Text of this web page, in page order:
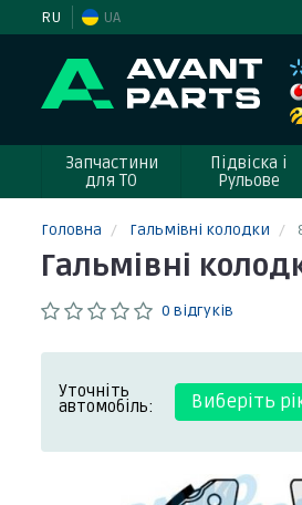
RU UA
Запчастини
для ТО
Підвіска і
Рульове
Головна Гальмівні колодки
Гальмівні
0 відгуків
Уточніть
автомобіль: Виберіть